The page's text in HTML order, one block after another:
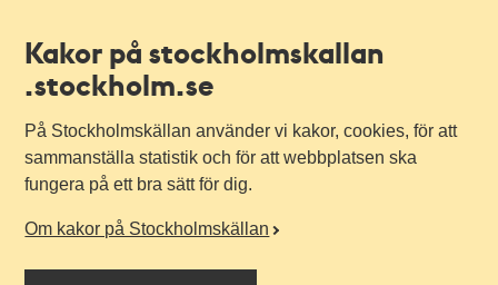
Kakor på stockholmskallan
.stockholm.se
På Stockholmskällan använder vi kakor, cookies, för att
sammanställa statistik och för att webbplatsen ska
fungera på ett bra sätt för dig.
Om kakor på Stockholmskällan